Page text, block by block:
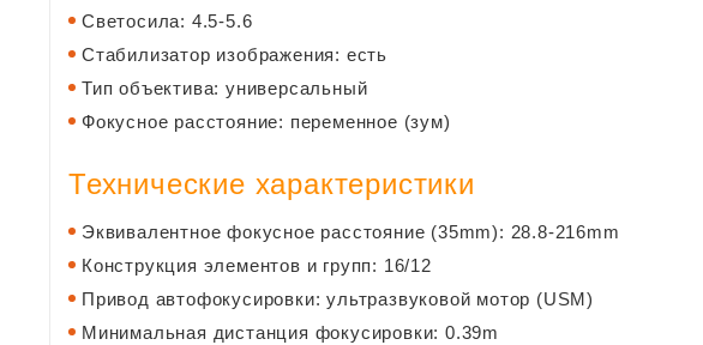
Светосила: 4.5-5.6
Стабилизатор изображения: есть
Тип объектива: универсальный
Фокусное расстояние: переменное (зум)
Технические характеристики
Эквивалентное фокусное расстояние (35mm): 28.8-216mm
Конструкция элементов и групп: 16/12
Привод автофокусировки: ультразвуковой мотор (USM)
Минимальная дистанция фокусировки: 0.39m